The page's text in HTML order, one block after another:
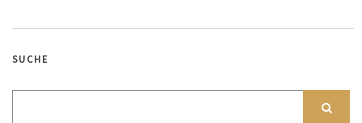
SUCHE